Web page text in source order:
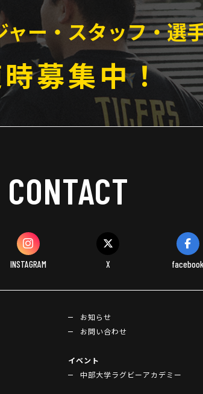
ャー・スタッフ・選
募集中！
CONTACT
INSTAGRAM X
お知らせ
お問い合わせ
イベント
中部大学ラグビーアカデミー